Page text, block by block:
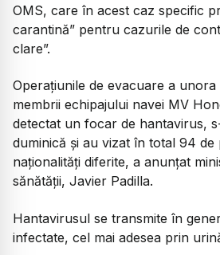
OMS, care în acest caz specific
carantină” pentru cazurile de
clare”.
Operațiunile de evacuare a unora
membrii echipajului navei MV
detectat un focar de hantavirus,
duminică și au vizat în total 94 de
naționalități diferite, a anunțat
sănătății, Javier Padilla.
Hantavirusul se transmite în
infectate, cel mai adesea prin